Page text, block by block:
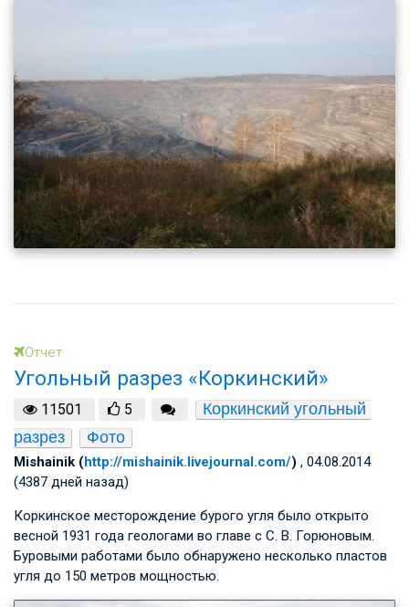
Отчет
Угольный разрез «Коркинский»
11501 5
Коркинский угольный
разрез
Фото
Mishainik (http://mishainik.livejournal.com/) , 04.08.2014
(4387 дней назад)
Коркинское месторождение бурого угля было открыто
весной 1931 года геологами во главе с С. В. Горюновым.
Буровыми работами было обнаружено несколько пластов
угля до 150 метров мощностью.